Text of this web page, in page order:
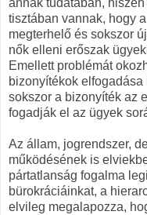
annak tudatában,
tisztában vannak, hogy
megterhelő és sokszor
nők elleni erőszak
Emellett problémát
bizonyítékok
sokszor a bizonyíték az
fogadják el az ügyek
Az állam, jogrendszer,
működésének is
pártatlanság fogalma
bürokráciáinkat, a
elvileg megalapozza,